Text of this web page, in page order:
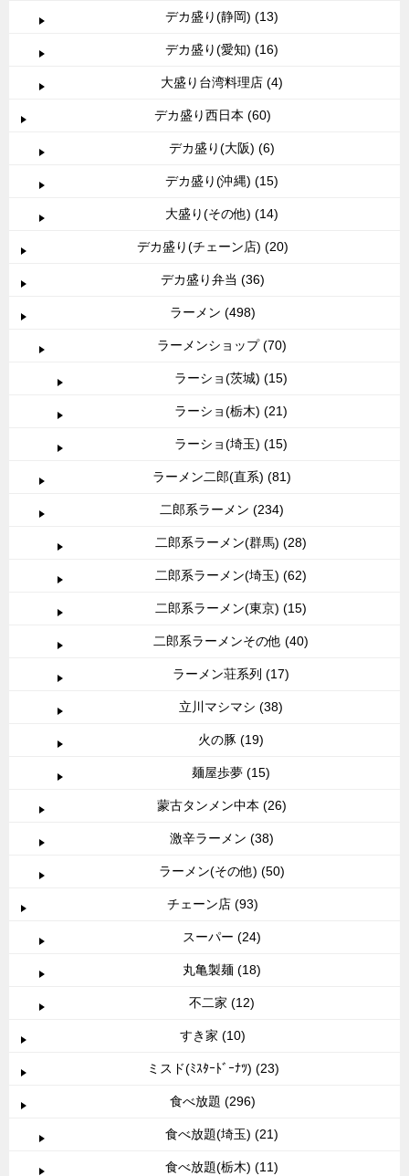
デカ盛り(静岡) (13)
デカ盛り(愛知) (16)
大盛り台湾料理店 (4)
デカ盛り西日本 (60)
デカ盛り(大阪) (6)
デカ盛り(沖縄) (15)
大盛り(その他) (14)
デカ盛り(チェーン店) (20)
デカ盛り弁当 (36)
ラーメン (498)
ラーメンショップ (70)
ラーショ(茨城) (15)
ラーショ(栃木) (21)
ラーショ(埼玉) (15)
ラーメン二郎(直系) (81)
二郎系ラーメン (234)
二郎系ラーメン(群馬) (28)
二郎系ラーメン(埼玉) (62)
二郎系ラーメン(東京) (15)
二郎系ラーメンその他 (40)
ラーメン荘系列 (17)
立川マシマシ (38)
火の豚 (19)
麺屋歩夢 (15)
蒙古タンメン中本 (26)
激辛ラーメン (38)
ラーメン(その他) (50)
チェーン店 (93)
スーパー (24)
丸亀製麺 (18)
不二家 (12)
すき家 (10)
ミスド(ﾐｽﾀｰﾄﾞｰﾅﾂ) (23)
食べ放題 (296)
食べ放題(埼玉) (21)
食べ放題(栃木) (11)